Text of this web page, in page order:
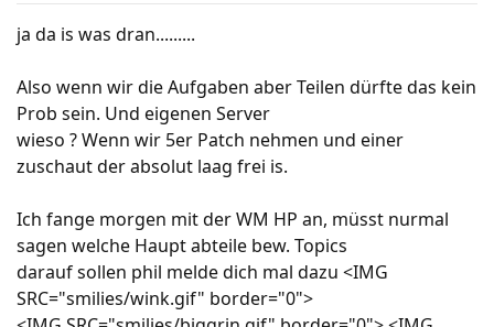
ja da is was dran.........
Also wenn wir die Aufgaben aber Teilen dürfte das kein
Prob sein. Und eigenen Server
wieso ? Wenn wir 5er Patch nehmen und einer
zuschaut der absolut laag frei is.
Ich fange morgen mit der WM HP an, müsst nurmal
sagen welche Haupt abteile bew. Topics
darauf sollen phil melde dich mal dazu <IMG
SRC="smilies/wink.gif" border="0">